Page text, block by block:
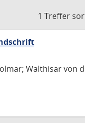
1 Treffer
Walthisar von